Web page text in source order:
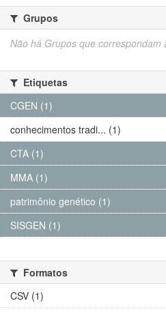
Grupos
Não há Grupos que correspondam
Etiquetas
CGEN (1)
conhecimentos tradi... (1)
CTA (1)
MMA (1)
patrimônio genético (1)
SISGEN (1)
Formatos
CSV (1)